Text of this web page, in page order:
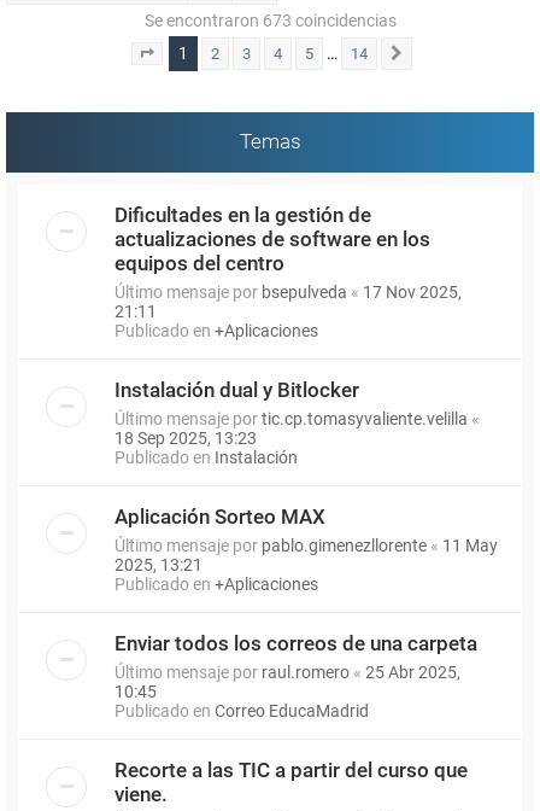
Se encontraron 673 coincidencias
Página 1de 14
1 2 3 4 5 … 14
Temas
Dificultades en la gestión de
actualizaciones de software en los
equipos del centro
Último mensaje por bsepulveda « 17 Nov 2025,
21:11
Publicado en +Aplicaciones
Instalación dual y Bitlocker
Último mensaje portic.cp.tomasyvaliente.velilla «
18 Sep 2025, 13:23
Publicado en Instalación
Aplicación Sorteo MAX
Último mensaje por pablo.gimenezllorente « 11 May
2025, 13:21
Publicado en +Aplicaciones
Enviar todos los correos de una carpeta
Último mensaje por raul.romero « 25 Abr 2025,
10:45
Publicado en Correo EducaMadrid
Recorte a las TIC a partir del curso que
viene.